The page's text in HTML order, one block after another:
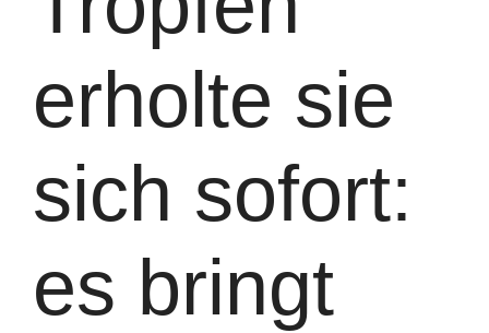
erholte sie
sich sofort:
es bringt